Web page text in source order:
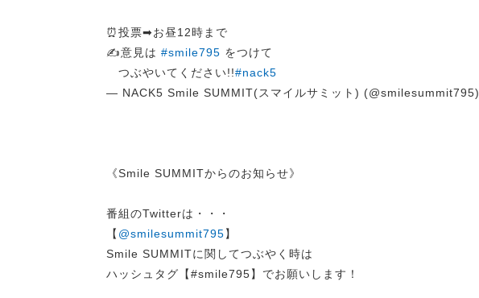
⏰投票➡︎お昼12時まで
✍️意見は #smile795 をつけて
つぶやいてください!!#nack5
— NACK5 Smile SUMMIT(スマイルサミット) (@smilesummit795)
《Smile SUMMITからのお知らせ》
番組のTwitterは・・・
【 @smilesummit795】
Smile SUMMITに関してつぶやく時は
ハッシュタグ【#smile795】でお願いします！